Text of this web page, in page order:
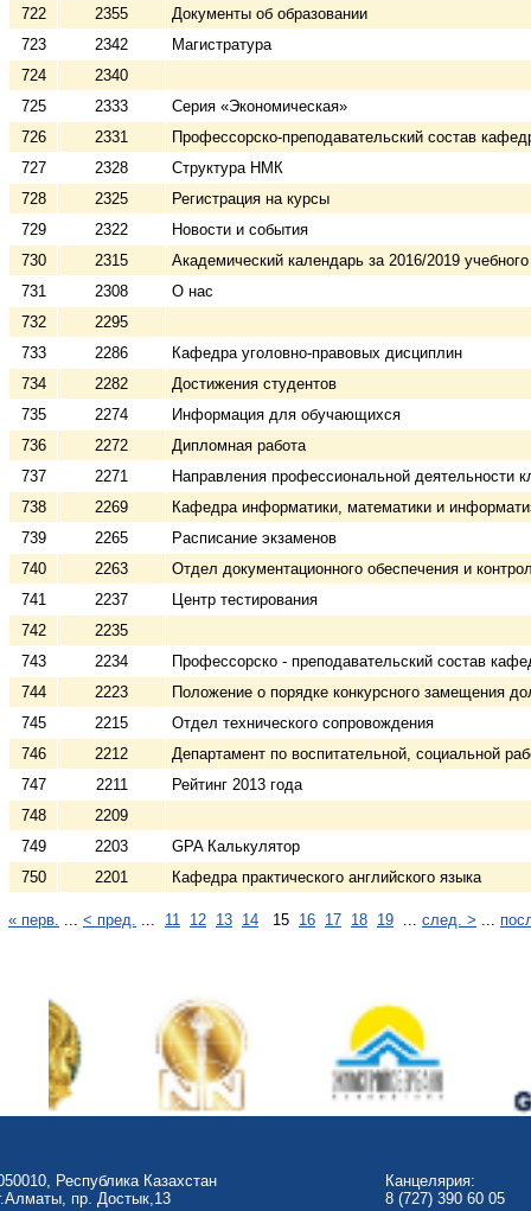
722
2355
Документы об образовании
723
2342
Магистратура
724
2340
725
2333
Серия «Экономическая»
726
2331
Профессорско-преподавательский состав
727
2328
Структура НМК
728
2325
Регистрация на курсы
729
2322
Новости и события
730
2315
Академический календарь за 2016/2019
731
2308
О нас
732
2295
733
2286
Кафедра уголовно-правовых дисциплин
734
2282
Достижения студентов
735
2274
Информация для обучающихся
736
2272
Дипломная работа
737
2271
Направления профессиональной деятельности
738
2269
Кафедра информатики, математики и
739
2265
Расписание экзаменов
740
2263
Отдел документационного обеспечения и
741
2237
Центр тестирования
742
2235
743
2234
Профессорско - преподавательский состав
744
2223
Положение о порядке конкурсного замещения
745
2215
Отдел технического сопровождения
746
2212
Департамент по воспитательной, социальной
747
2211
Рейтинг 2013 года
748
2209
749
2203
GPA Калькулятор
750
2201 Кафедра практического английского языка
« перв. ... < пред. ... 11 12 13 14 15 16 17 18 19 ... след. > ...
Республика Казахстан
пр. Достык,13
Канцелярия:
8 (727) 390 60 05